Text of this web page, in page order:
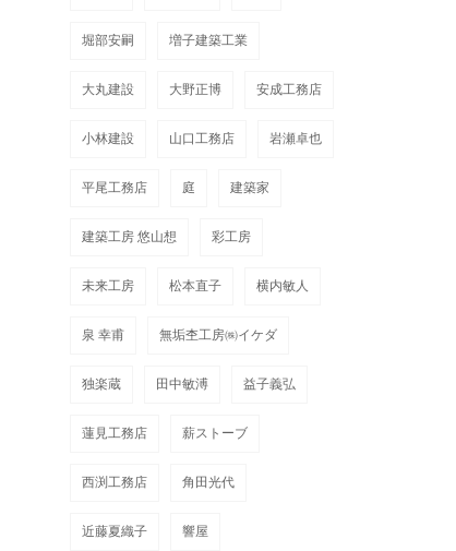
堀部安嗣 増子建築工業
大丸建設 大野正博 安成工務店
小林建設 山口工務店 岩瀬卓也
平尾工務店 庭 建築家
建築工房 悠山想 彩工房
未来工房 松本直子 横内敏人
泉 幸甫 無垢杢工房㈱イケダ
独楽蔵 田中敏溥 益子義弘
蓮見工務店 薪ストーブ
西渕工務店 角田光代
近藤夏織子 響屋